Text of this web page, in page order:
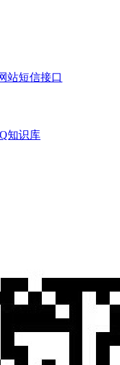
站短信接口
知识库